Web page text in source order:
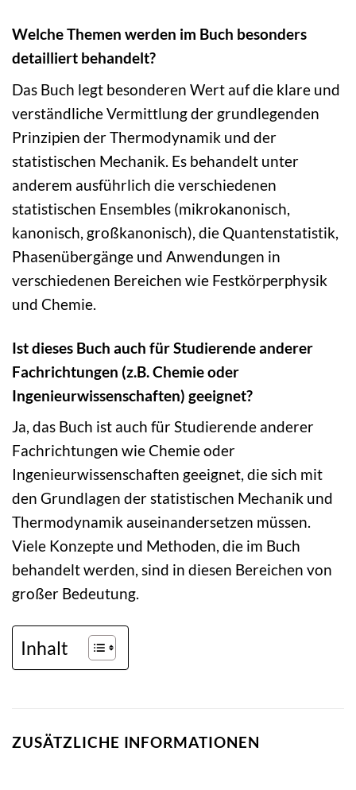
Welche Themen werden im Buch besonders
detailliert behandelt?
Das Buch legt besonderen Wert auf die klare und
verständliche Vermittlung der grundlegenden
Prinzipien der Thermodynamik und der
statistischen Mechanik. Es behandelt unter
anderem ausführlich die verschiedenen
statistischen Ensembles (mikrokanonisch,
kanonisch, großkanonisch), die Quantenstatistik,
Phasenübergänge und Anwendungen in
verschiedenen Bereichen wie Festkörperphysik
und Chemie.
Ist dieses Buch auch für Studierende anderer
Fachrichtungen (z.B. Chemie oder
Ingenieurwissenschaften) geeignet?
Ja, das Buch ist auch für Studierende anderer
Fachrichtungen wie Chemie oder
Ingenieurwissenschaften geeignet, die sich mit
den Grundlagen der statistischen Mechanik und
Thermodynamik auseinandersetzen müssen.
Viele Konzepte und Methoden, die im Buch
behandelt werden, sind in diesen Bereichen von
großer Bedeutung.
Inhalt
ZUSÄTZLICHE INFORMATIONEN